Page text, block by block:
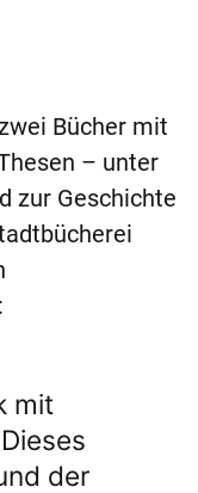
Bücher mit
– unter
zur Geschichte
mit
der